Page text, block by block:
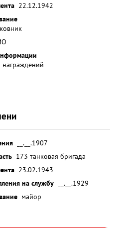
22.12.1942
награждений
__.__.1907
173 танковая бригада
23.02.1943
на службу
__.__.1929
майор